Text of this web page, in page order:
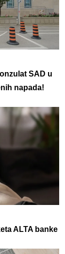
SAD u
napada!
ALTA banke